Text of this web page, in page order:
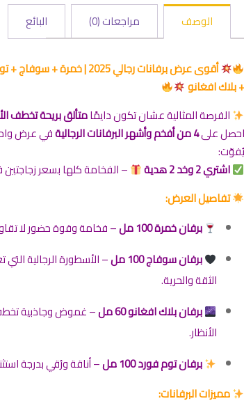
الوصف مراجعات (0) البائع
أقوى عرض برفانات رجالي 2025 | خمرة +
+ بلاك افغانو
الفرصة المثالية عشان تكون دايمًامتألق بريحة تخطف
احصل على4 من أفخم وأشهر البرفانات الرجالية
في عرض
يُفوّت:
اشتري 2 وخد 2 هدية
– الفخامة كلها بسعر
تفاصيل العرض:
برفان خمرة 100 مل
– فخامة وقوة حضور لا
برفان سوفاج 100 مل
– الأسطورة الرجالية التي
الثقة والحرية.
برفان بلاك افغانو 60 مل
– غموض وجاذبية
الأنظار.
برفان توم فورد 100 مل
– أناقة ورُقي بدرجة
مميزات البرفانات: